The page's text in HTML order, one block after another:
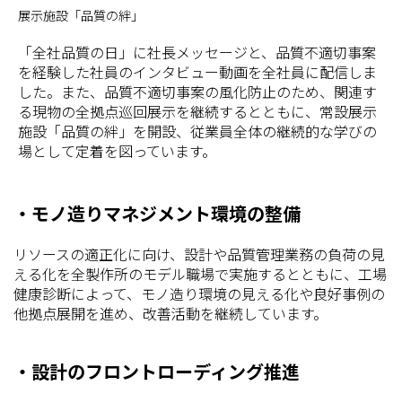
展示施設「品質の絆」
「全社品質の日」に社長メッセージと、品質不適切事案
を経験した社員のインタビュー動画を全社員に配信しま
した。また、品質不適切事案の風化防止のため、関連す
る現物の全拠点巡回展示を継続するとともに、常設展示
施設「品質の絆」を開設、従業員全体の継続的な学びの
場として定着を図っています。
・モノ造りマネジメント環境の整備
リソースの適正化に向け、設計や品質管理業務の負荷の見
える化を全製作所のモデル職場で実施するとともに、工場
健康診断によって、モノ造り環境の見える化や良好事例の
他拠点展開を進め、改善活動を継続しています。
・設計のフロントローディング推進